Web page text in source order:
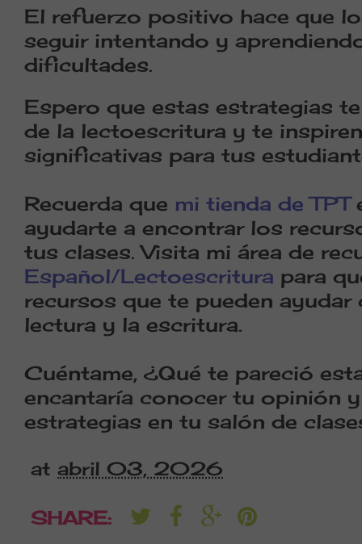
El refuerzo positivo hace que
seguir intentando y
dificultades.
Espero que estas estrategias
de la lectoescritura y te
significativas para tus
Recuerda que mi tienda de TPT
ayudarte a encontrar los
tus clases. Visita mi área de
Español/Lectoescritura para
recursos que te pueden ayudar
lectura y la escritura.
Cuéntame, ¿Qué te pareció
encantaría conocer tu opinión
estrategias en tu salón de
at abril 03, 2026
SHARE: